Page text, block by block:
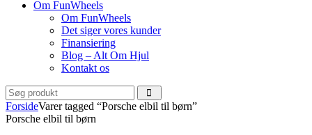
Om FunWheels
Om FunWheels
Det siger vores kunder
Finansiering
Blog – Alt Om Hjul
Kontakt os
ForsideVarer tagged “Porsche elbil til børn”
Porsche elbil til børn